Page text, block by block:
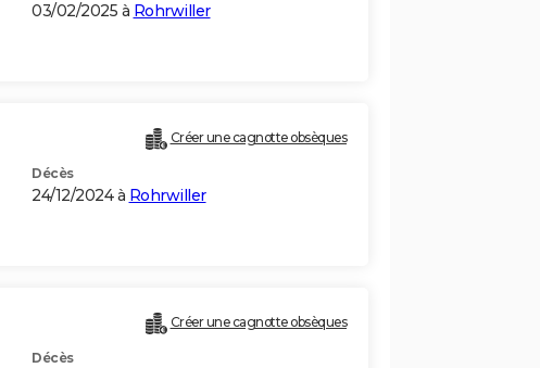
03/02/2025 à Rohrwiller
Créer une cagnotte obsèques
Décès
24/12/2024 à Rohrwiller
Créer une cagnotte obsèques
Décès